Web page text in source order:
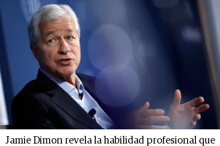
Jamie Dimon revela la habilidad profesional que